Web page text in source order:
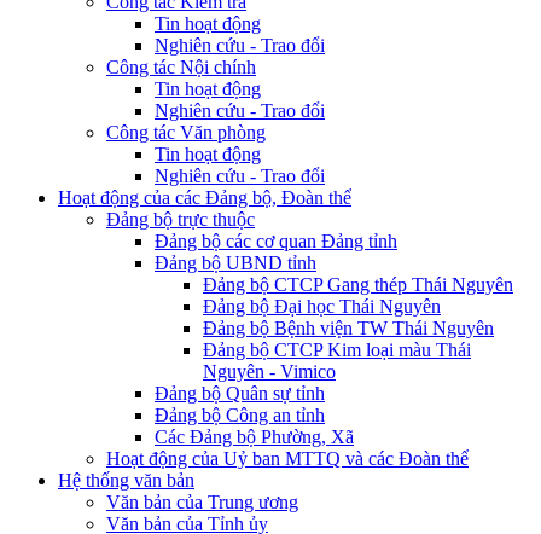
Tin hoạt động
Nghiên cứu - Trao đổi
Công tác Nội chính
Tin hoạt động
Nghiên cứu - Trao đổi
Công tác Văn phòng
Tin hoạt động
Nghiên cứu - Trao đổi
Hoạt động của các Đảng bộ, Đoàn thể
Đảng bộ trực thuộc
Đảng bộ các cơ quan Đảng tỉnh
Đảng bộ UBND tỉnh
Đảng bộ CTCP Gang thép Thái Nguyên
Đảng bộ Đại học Thái Nguyên
Đảng bộ Bệnh viện TW Thái Nguyên
Đảng bộ CTCP Kim loại màu Thái
Nguyên - Vimico
Đảng bộ Quân sự tỉnh
Đảng bộ Công an tỉnh
Các Đảng bộ Phường, Xã
Hoạt động của Uỷ ban MTTQ và các Đoàn thể
Hệ thống văn bản
Văn bản của Trung ương
Văn bản của Tỉnh ủy